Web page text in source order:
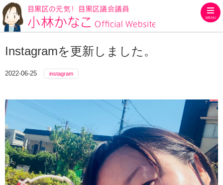
MENU
Instagramを更新しました。
2022-06-25 instagram